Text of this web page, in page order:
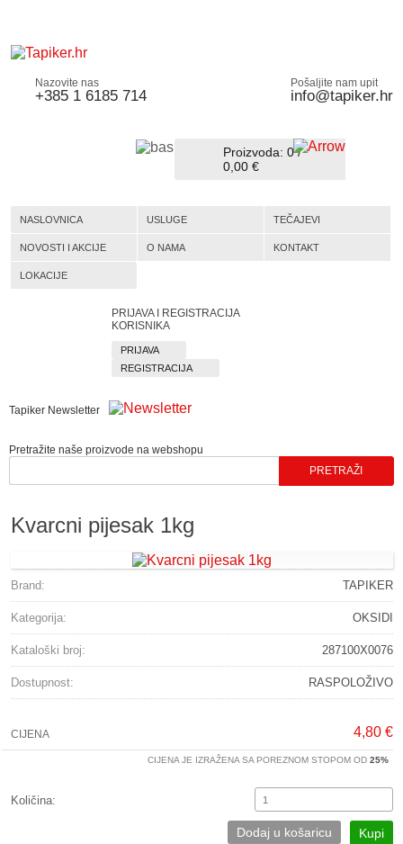
Nazovite nas
+385 1 6185 714
Pošaljite nam upit
info@tapiker.hr
Proizvoda: 0/
0,00 €
NASLOVNICA USLUGE TEČAJEVI
NOVOSTI I AKCIJE O NAMA KONTAKT
LOKACIJE
PRIJAVA I REGISTRACIJA
KORISNIKA
PRIJAVA
REGISTRACIJA
Tapiker Newsletter
Pretražite naše proizvode na webshopu
Kvarcni pijesak 1kg
Brand: TAPIKER
Kategorija: OKSIDI
Kataloški broj: 287100X0076
Dostupnost: RASPOLOŽIVO
CIJENA 4,80 €
CIJENA JE IZRAŽENA SA POREZNOM STOPOM OD 25%
Količina:
Kupi
Dodaj u košaricu